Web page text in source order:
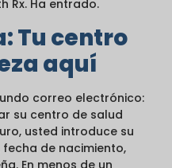
Rx. Ha entrado.
Tu centro
aquí
correo electrónico:
su centro de salud
usted introduce su
de nacimiento,
En menos de un